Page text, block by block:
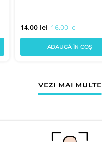
14.00 lei 16.00 lei
ADAUGĂ ÎN COȘ
VEZI MAI MULTE